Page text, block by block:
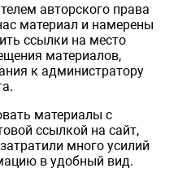
авторского права
материал и намерены
ссылки на место
материалов,
к администратору
материалы с
ссылкой на сайт,
много усилий
в удобный вид.